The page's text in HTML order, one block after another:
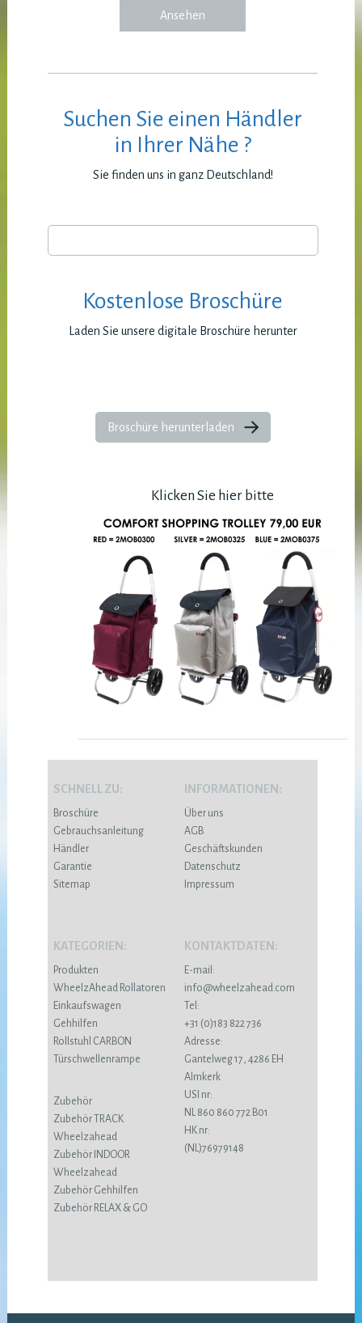
Ansehen
Suchen Sie einen Händler
in Ihrer Nähe ?
Sie finden uns in ganz Deutschland!
Kostenlose Broschüre
Laden Sie unsere digitale Broschüre herunter
Broschüre herunterladen
Klicken Sie hier bitte
SCHNELL ZU:
Broschüre
Gebrauchsanleitung
Händler
Garantie
Sitemap
INFORMATIONEN:
Über uns
AGB
Geschäftskunden
Datenschutz
Impressum
KATEGORIEN:
Produkten
WheelzAhead Rollatoren
Einkaufswagen
Gehhilfen
Rollstuhl CARBON
Türschwellenrampe
Zubehör
Zubehör TRACK
Wheelzahead
Zubehör INDOOR
Wheelzahead
Zubehör Gehhilfen
Zubehör RELAX & GO
KONTAKTDATEN:
E-mail:
info@wheelzahead.com
Tel:
+31 (0)183 822 736
Adresse:
Gantelweg 17, 4286 EH
Almkerk
USI nr:
NL 860 860 772 B01
HK nr:
(NL)76979148